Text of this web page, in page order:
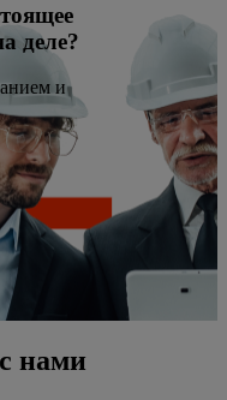
деле?
и
нами